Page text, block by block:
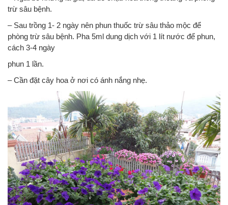
trừ sâu bệnh.
– Sau trồng 1- 2 ngày nên phun thuốc trừ sâu thảo mộc để
phòng trừ sâu bệnh. Pha 5ml dung dịch với 1 lít nước để phun,
cách 3-4 ngày
phun 1 lần.
– Cần đặt cây hoa ở nơi có ánh nắng nhẹ.